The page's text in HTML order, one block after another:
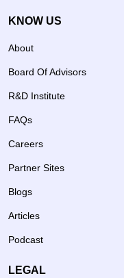
KNOW US
About
Board Of Advisors
R&D Institute
FAQs
Careers
Partner Sites
Blogs
Articles
Podcast
LEGAL